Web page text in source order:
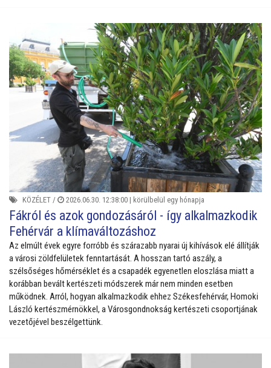
KÖZÉLET / 2026.06.30. 12:38:00 | körülbelül egy hónapja
Fákról és azok gondozásáról - így alkalmazkodik
Fehérvár a klímaváltozáshoz
Az elmúlt évek egyre forróbb és szárazabb nyarai új kihívások elé állítják
a városi zöldfelületek fenntartását. A hosszan tartó aszály, a
szélsőséges hőmérséklet és a csapadék egyenetlen eloszlása miatt a
korábban bevált kertészeti módszerek már nem minden esetben
működnek. Arról, hogyan alkalmazkodik ehhez Székesfehérvár, Homoki
László kertészmérnökkel, a Városgondnokság kertészeti csoportjának
vezetőjével beszélgettünk.